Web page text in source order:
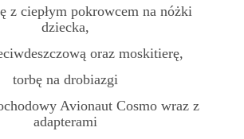
z ciepłym pokrowcem na nóżki
dziecka,
oraz moskitierę,
torbę na drobiazgi
Avionaut Cosmo wraz z
adapterami